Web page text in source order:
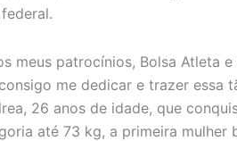
meus patrocínios, Bolsa Atleta
me dedicar e trazer essa
26 anos de idade, que
até 73 kg, a primeira mulher